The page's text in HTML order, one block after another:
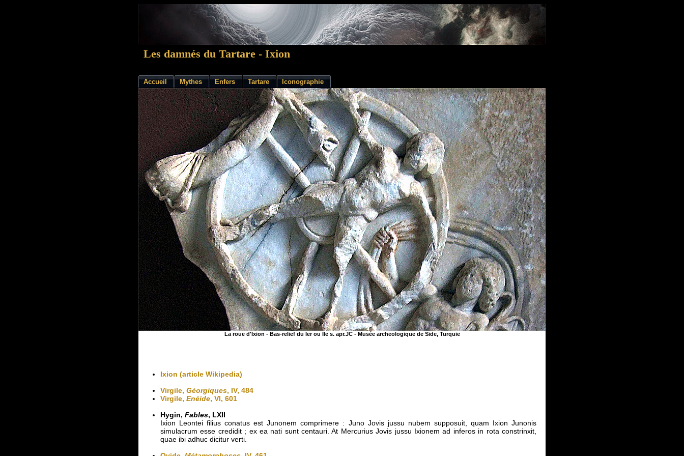
Les damnés du Tartare - Ixion
Accueil Mythes Enfers Tartare Iconographie
La roue d'Ixion - Bas-relief du Ier ou IIe s. apr.JC - Musée archeologique de Side, Turquie
Ixion (article Wikipedia)
Virgile, Géorgiques, IV, 484
Virgile, Enéide, VI, 601
Hygin, Fables, LXII
Ixion Leontei filius conatus est Junonem comprimere : Juno Jovis jussu nubem supposuit, quam Ixion Junonis
simulacrum esse credidit ; ex ea nati sunt centauri. At Mercurius Jovis jussu Ixionem ad inferos in rota constrinxit,
quae ibi adhuc dicitur verti.